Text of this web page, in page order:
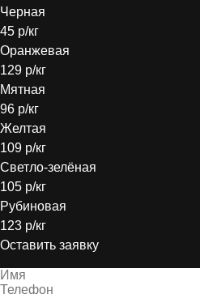
Черная
45 р/кг
Оранжевая
129 р/кг
Мятная
96 р/кг
Желтая
109 р/кг
Светло-зелёная
105 р/кг
Рубиновая
123 р/кг
Оставить заявку